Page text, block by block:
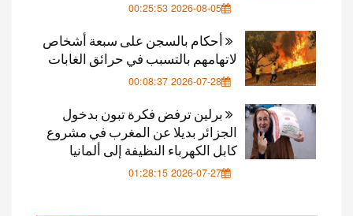
2026-08-05 00:25:53
أحكام بالسجن على سبعة أشخاص
لاتهامهم بالتسبب في حرائق الغابات
2026-07-28 00:08:37
برلين ترفض فكرة تبون بدخول
الجزائر بديلا عن المغرب في مشروع
كابل الكهرباء النظيفة إلى ألمانيا
2026-07-27 01:28:15